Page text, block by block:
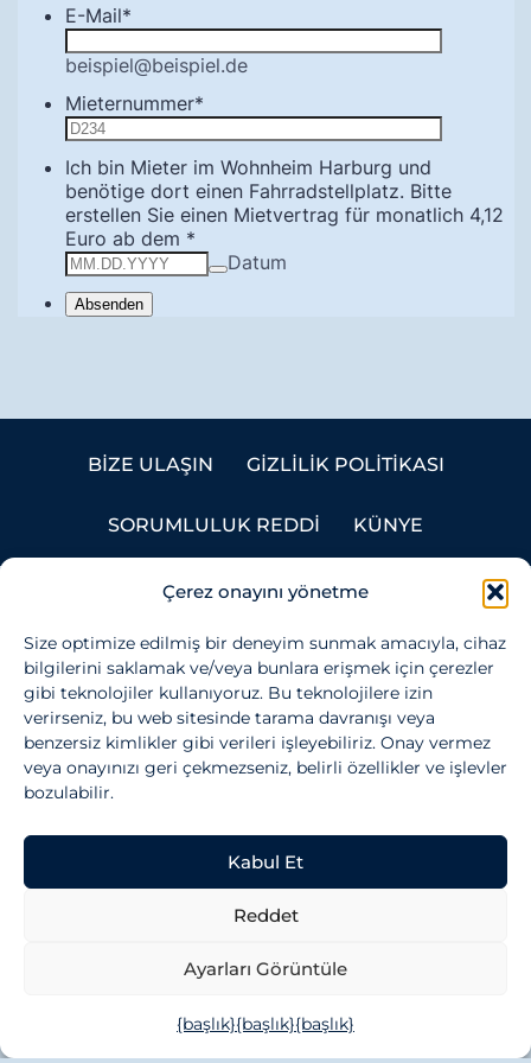
Çerez onayını yönetme
Size optimize edilmiş bir deneyim sunmak amacıyla, cihaz
bilgilerini saklamak ve/veya bunlara erişmek için çerezler
gibi teknolojiler kullanıyoruz. Bu teknolojilere izin
verirseniz, bu web sitesinde tarama davranışı veya
benzersiz kimlikler gibi verileri işleyebiliriz. Onay vermez
veya onayınızı geri çekmezseniz, belirli özellikler ve işlevler
bozulabilir.
Kabul Et
Reddet
Ayarları Görüntüle
{başlık}{başlık}{başlık}
BIZE ULAŞIN GIZLILIK POLITIKASI
SORUMLULUK REDDI KÜNYE